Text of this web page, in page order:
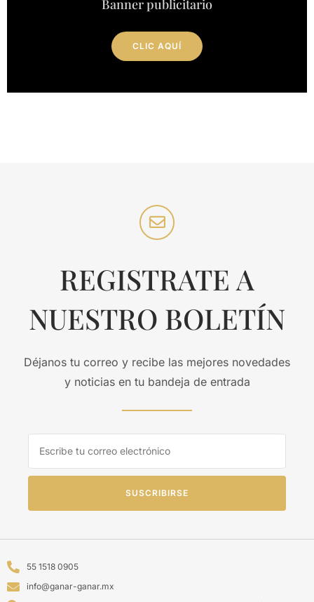
Banner publicitario
CLIC AQUÍ
REGISTRATE A
NUESTRO BOLETÍN
Déjanos tu correo y recibe las mejores novedades
y noticias en tu bandeja de entrada
SUSCRIBIRSE
55 1518 0905
info@ganar-ganar.mx